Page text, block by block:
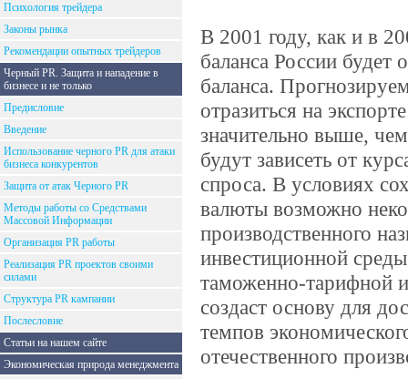
Психология трейдера
Законы рынка
Рекомендации опытных трейдеров
Черный PR. Защита и нападение в
бизнесе и не только
Предисловие
Введение
Использование черного PR для атаки
бизнеса конкурентов
Защита от атак Черного PR
Методы работы со Средствами
Массовой Информации
Организация PR работы
Реализация PR проектов своими
силами
Структура PR кампании
Послесловие
Статьи на нашем сайте
Экономическая природа менеджмента
В 2001 году, как и в
баланса России будет
баланса.
отразиться на
значительно выше,
будут зависеть от
спроса. В условиях
валюты возможно
производственного
инвестиционной
таможенно-тарифной
создаст основу для
темпов
отечественного